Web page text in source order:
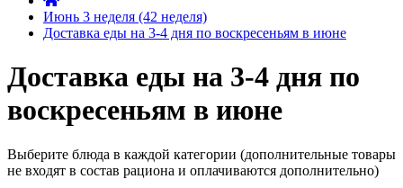
Июнь 3 неделя (42 неделя)
Доставка еды на 3-4 дня по воскресеньям в июне
Доставка еды на 3-4 дня по
воскресеньям в июне
Выберите блюда в каждой категории (дополнительные товары
не входят в состав рациона и оплачиваются дополнительно)